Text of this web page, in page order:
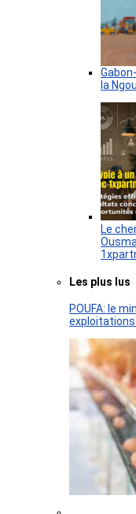
la
Le
Les plus lus
POUFA: le